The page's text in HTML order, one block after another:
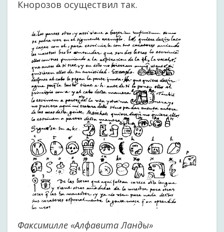
Кнорозов осуществил так.
Факсимилле «Алфавита Ланды»